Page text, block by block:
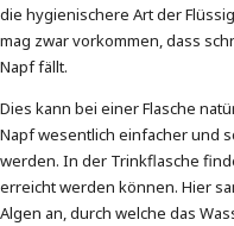
die hygienischere Art der
mag zwar vorkommen, dass
Napf fällt.
Dies kann bei einer Flasche
Napf wesentlich einfacher und
werden. In der Trinkflasche
erreicht werden können. Hier
Algen an, durch welche das